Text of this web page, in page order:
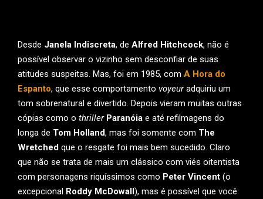
Desde Janela Indiscreta, de Alfred Hitchcock, não é
possível observar o vizinho sem desconfiar de suas
atitudes suspeitas. Mas, foi em 1985, com A Hora do
Espanto, que esse comportamento voyeuradquiriu um
tom sobrenatural e divertido. Depois vieram muitas outras
cópias como o thriller Paranóia e até refilmagens do
longa de Tom Holland, mas foi somente com The
Wretched que o resgate foi mais bem sucedido. Claro
que não se trata de mais um clássico com viés oitentista
com personagens riquíssimos como Peter Vincent (o
excepcional Roddy McDowall), mas é possível que você